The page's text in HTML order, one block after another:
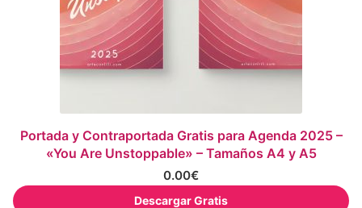
Portada y Contraportada Gratis para Agenda 2025 –
«You Are Unstoppable» – Tamaños A4 y A5
0.00€
Descargar Gratis